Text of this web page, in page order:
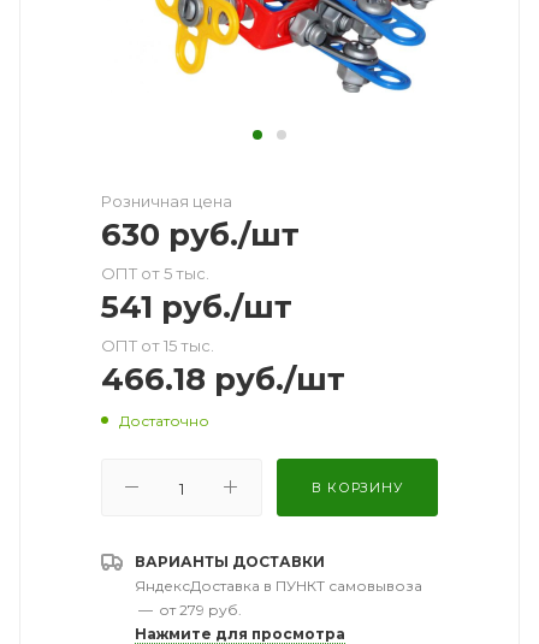
Розничная цена
630 руб./шт
ОПТ от 5 тыс.
541 руб./шт
ОПТ от 15 тыс.
466.18 руб./шт
Достаточно
В КОРЗИНУ
ВАРИАНТЫ ДОСТАВКИ
ЯндексДоставка в ПУНКТ самовывоза
— от 279 руб.
Нажмите для просмотра